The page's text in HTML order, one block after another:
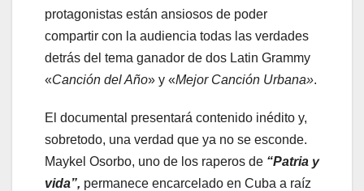
protagonistas están ansiosos de poder
compartir con la audiencia todas las verdades
detrás del tema ganador de dos Latin Grammy
«Canción del Año» y «Mejor Canción Urbana».
El documental presentará contenido inédito y,
sobretodo, una verdad que ya no se esconde.
Maykel Osorbo, uno de los raperos de “Patria y
vida”, permanece encarcelado en Cuba a raíz